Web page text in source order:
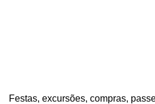
Festas, excursões, compras,